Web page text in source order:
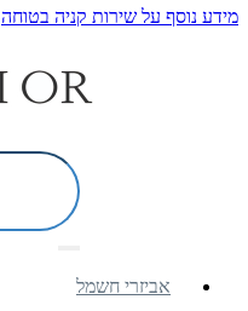
מידע נוסף על שירות קניה בטוחה
אביזרי חשמל